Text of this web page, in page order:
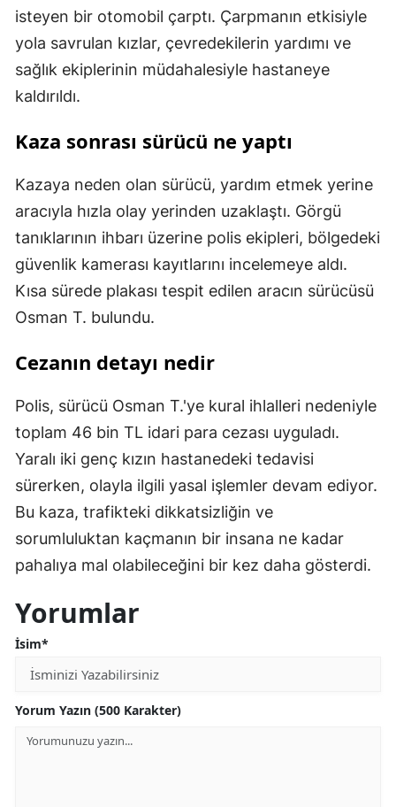
isteyen bir otomobil çarptı. Çarpmanın etkisiyle
yola savrulan kızlar, çevredekilerin yardımı ve
sağlık ekiplerinin müdahalesiyle hastaneye
kaldırıldı.
Kaza sonrası sürücü ne yaptı
Kazaya neden olan sürücü, yardım etmek yerine
aracıyla hızla olay yerinden uzaklaştı. Görgü
tanıklarının ihbarı üzerine polis ekipleri, bölgedeki
güvenlik kamerası kayıtlarını incelemeye aldı.
Kısa sürede plakası tespit edilen aracın sürücüsü
Osman T. bulundu.
Cezanın detayı nedir
Polis, sürücü Osman T.'ye kural ihlalleri nedeniyle
toplam 46 bin TL idari para cezası uyguladı.
Yaralı iki genç kızın hastanedeki tedavisi
sürerken, olayla ilgili yasal işlemler devam ediyor.
Bu kaza, trafikteki dikkatsizliğin ve
sorumluluktan kaçmanın bir insana ne kadar
pahalıya mal olabileceğini bir kez daha gösterdi.
Yorumlar
İsim*
Yorum Yazın (500 Karakter)